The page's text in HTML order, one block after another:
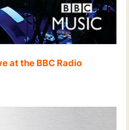
at the BBC Radio